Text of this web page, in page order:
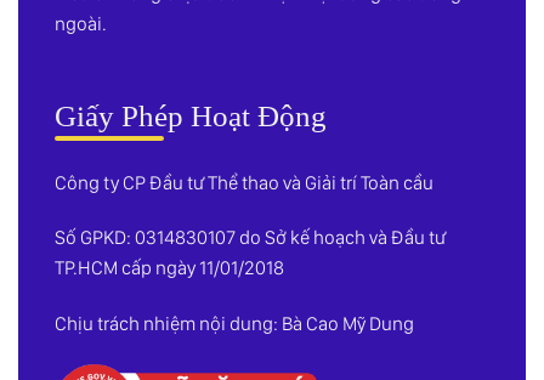
ngoài.
Giấy Phép Hoạt Động
Công ty CP Đầu tư Thể thao và Giải trí Toàn cầu
Số GPKD: 0314830107 do Sở kế hoạch và Đầu tư
TP.HCM cấp ngày 11/01/2018
Chịu trách nhiệm nội dung: Bà Cao Mỹ Dung